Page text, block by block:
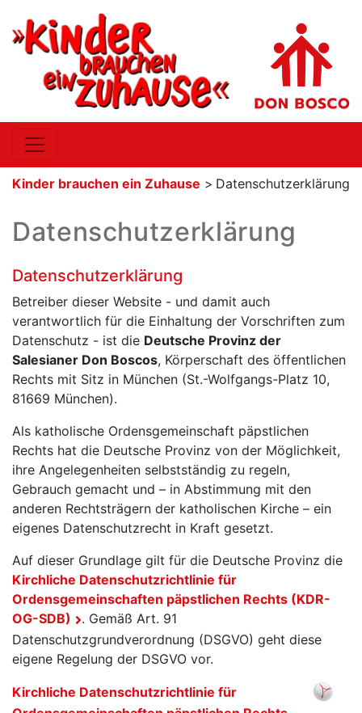
Kinder brauchen ein Zuhause > Datenschutzerklärung
Datenschutzerklärung
Datenschutzerklärung
Betreiber dieser Website - und damit auch
verantwortlich für die Einhaltung der Vorschriften zum
Datenschutz - ist die Deutsche Provinz der
Salesianer Don Boscos, Körperschaft des öffentlichen
Rechts mit Sitz in München (St.-Wolfgangs-Platz 10,
81669 München).
Als katholische Ordensgemeinschaft päpstlichen
Rechts hat die Deutsche Provinz von der Möglichkeit,
ihre Angelegenheiten selbstständig zu regeln,
Gebrauch gemacht und – in Abstimmung mit den
anderen Rechtsträgern der katholischen Kirche – ein
eigenes Datenschutzrecht in Kraft gesetzt.
Auf dieser Grundlage gilt für die Deutsche Provinz die
Kirchliche Datenschutzrichtlinie für
Ordensgemeinschaften päpstlichen Rechts (KDR-
OG-SDB)
. Gemäß Art. 91
Datenschutzgrundverordnung (DSGVO) geht diese
eigene Regelung der DSGVO vor.
Kirchliche Datenschutzrichtlinie für